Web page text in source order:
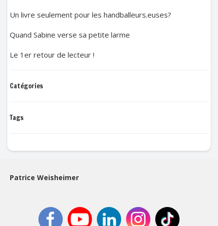
Un livre seulement pour les handballeurs.euses?
Quand Sabine verse sa petite larme
Le 1er retour de lecteur !
Catégories
Tags
Patrice Weisheimer